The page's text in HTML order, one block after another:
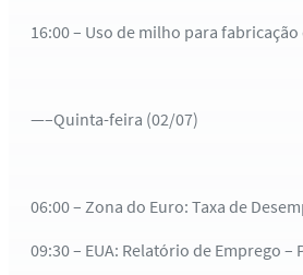
16:00 – Uso de milho para
—–Quinta-feira (02/07)
06:00 – Zona do Euro: Taxa de
09:30 – EUA: Relatório de Emprego